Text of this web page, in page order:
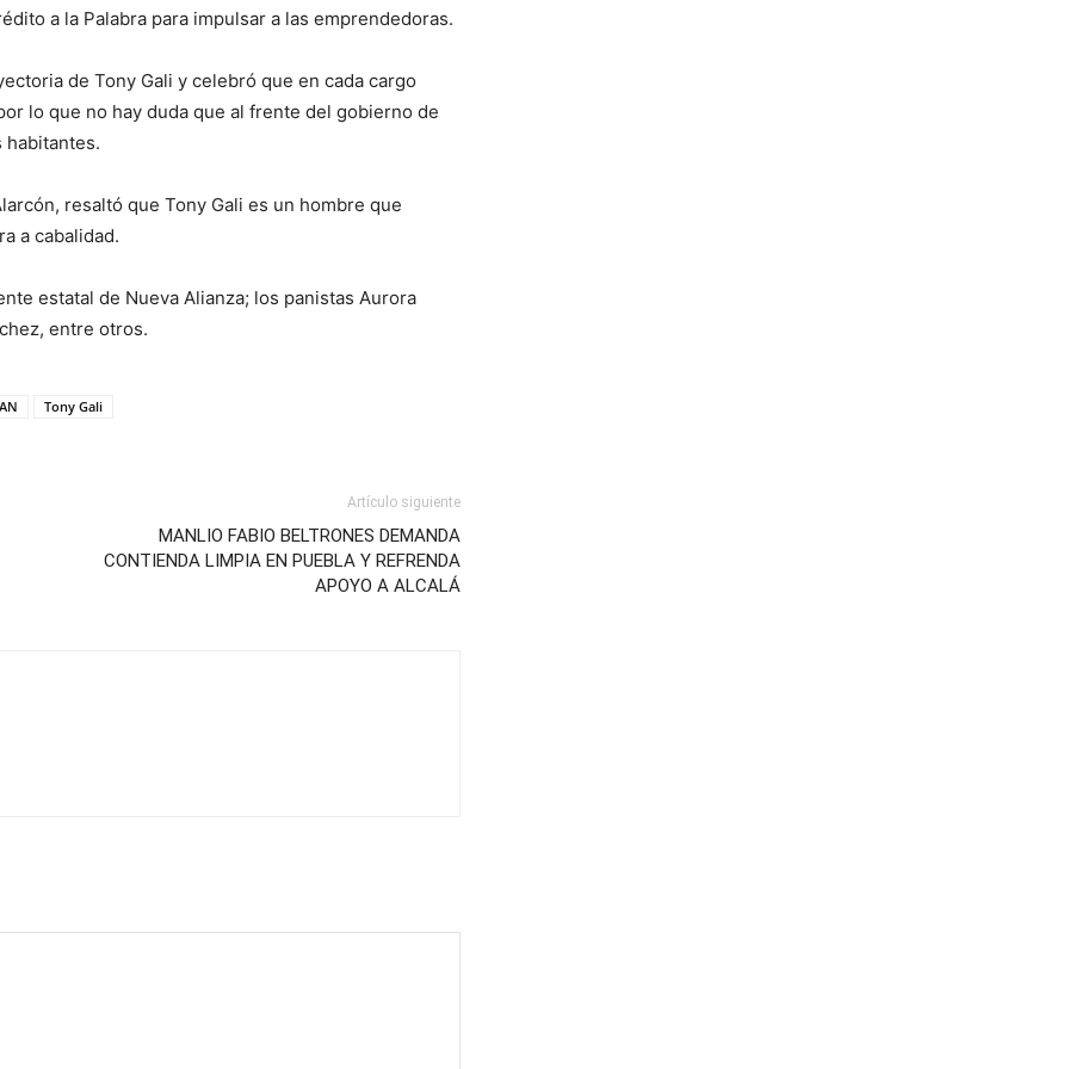
a la Palabra para impulsar a las emprendedoras.
de Tony Gali y celebró que en cada cargo
lo que no hay duda que al frente del gobierno de
habitantes.
resaltó que Tony Gali es un hombre que
a cabalidad.
estatal de Nueva Alianza; los panistas Aurora
entre otros.
Tony Gali
Artículo siguiente
MANLIO FABIO BELTRONES DEMANDA
CONTIENDA LIMPIA EN PUEBLA Y REFRENDA
APOYO A ALCALÁ